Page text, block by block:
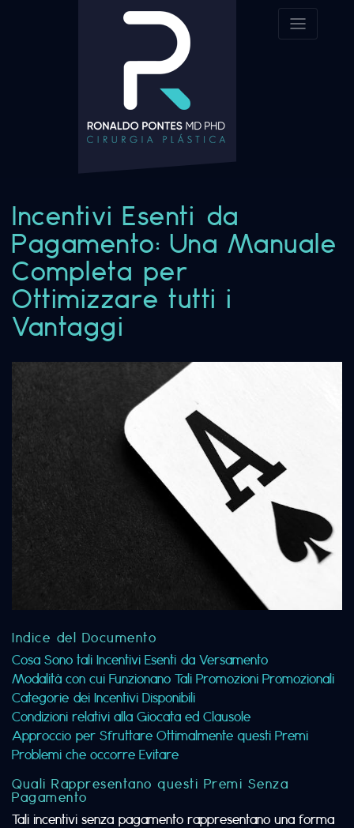
Incentivi Esenti da
Pagamento: Una Manuale
Completa per
Ottimizzare tutti i
Vantaggi
Indice del Documento
Cosa Sono tali Incentivi Esenti da Versamento
Modalità con cui Funzionano Tali Promozioni Promozionali
Categorie dei Incentivi Disponibili
Condizioni relativi alla Giocata ed Clausole
Approccio per Sfruttare Ottimalmente questi Premi
Problemi che occorre Evitare
Quali Rappresentano questi Premi Senza
Pagamento
Tali incentivi senza pagamento rappresentano una forma